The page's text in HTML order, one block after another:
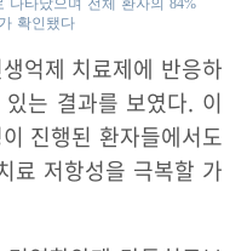
확인됐다
억제 치료제에 반응하
는 결과를 보였다. 이
진행된 환자들에서도
료 저항성을 극복할 가